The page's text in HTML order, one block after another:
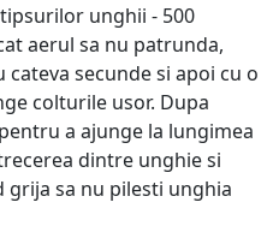
unghii - 500
aerul sa nu patrunda,
secunde si apoi cu o
colturile usor. Dupa
a ajunge la lungimea
dintre unghie si
grija sa nu pilesti unghia